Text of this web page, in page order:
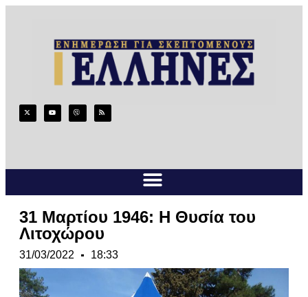
31 Μαρτίου 1946: Η Θυσία του
Λιτοχώρου
31/03/2022 18:33